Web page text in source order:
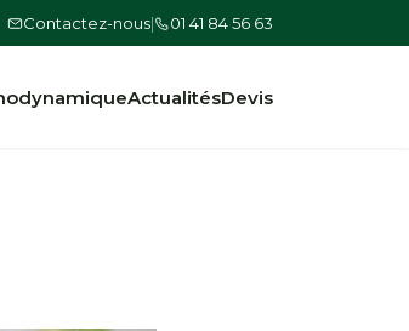
Contactez-nous| 01 41 84 56 63
ActualitésDevis